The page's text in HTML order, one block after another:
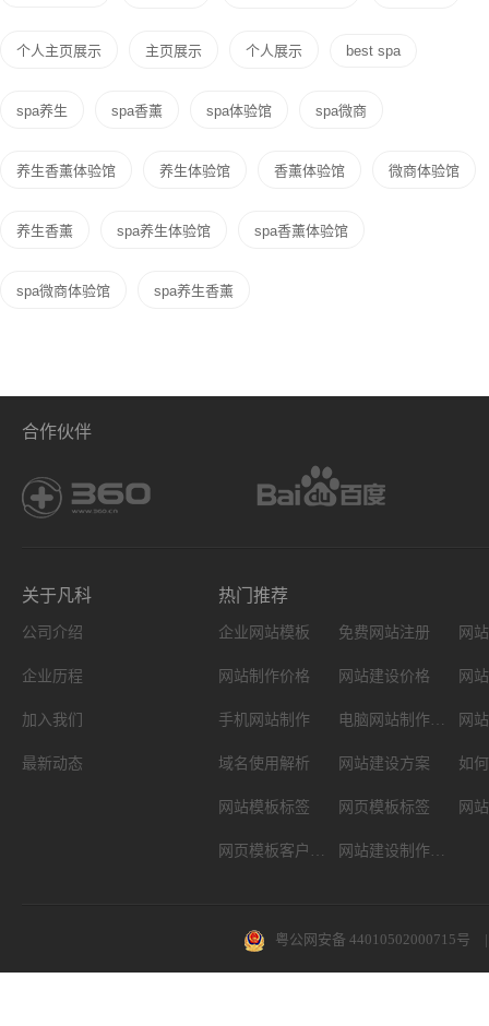
个人主页展示 主页展示 个人展示 best spa
spa养生 spa香薰 spa体验馆 spa微商
养生香薰体验馆 养生体验馆 香薰体验馆 微商体验馆
养生香薰 spa养生体验馆 spa香薰体验馆
spa微商体验馆 spa养生香薰
合作伙伴
关于凡科
公司介绍
企业历程
加入我们
最新动态
热门推荐
企业网站模板 免费网站注册 网
网站制作价格 网站建设价格 网
手机网站制作 电脑网站制作设计 网
域名使用解析 网站建设方案 如
网站模板标签 网页模板标签
网页模板客户案例 网站建设制作知识
粤公网安备 44010502000715号 |